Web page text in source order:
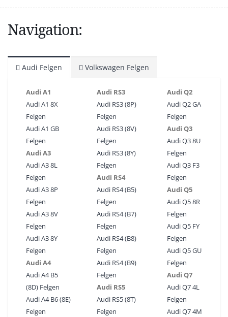
Navigation:
Audi Felgen Volkswagen Felgen
Audi A1
Audi A1 8X
Felgen
Audi A1 GB
Felgen
Audi A3
Audi A3 8L
Felgen
Audi A3 8P
Felgen
Audi A3 8V
Felgen
Audi A3 8Y
Felgen
Audi A4
Audi A4 B5
(8D) Felgen
Audi A4 B6 (8E)
Felgen
Audi RS3
Audi RS3 (8P)
Felgen
Audi RS3 (8V)
Felgen
Audi RS3 (8Y)
Felgen
Audi RS4
Audi RS4 (B5)
Felgen
Audi RS4 (B7)
Felgen
Audi RS4 (B8)
Felgen
Audi RS4 (B9)
Felgen
Audi RS5
Audi RS5 (8T)
Felgen
Audi Q2
Audi Q2 GA
Felgen
Audi Q3
Audi Q3 8U
Felgen
Audi Q3 F3
Felgen
Audi Q5
Audi Q5 8R
Felgen
Audi Q5 FY
Felgen
Audi Q5 GU
Felgen
Audi Q7
Audi Q7 4L
Felgen
Audi Q7 4M